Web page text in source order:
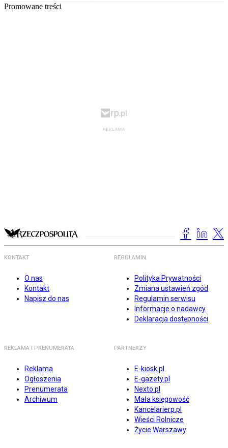
Promowane treści
KONTAKT
O nas
Kontakt
Napisz do nas
REGULAMIN
Polityka Prywatności
Zmiana ustawień zgód
Regulamin serwisu
Informacje o nadawcy
Deklaracja dostępności
REKLAMA I PRENUMERATA
Reklama
Ogłoszenia
Prenumerata
Archiwum
PARTNERZY
E-kiosk.pl
E-gazety.pl
Nexto.pl
Mała księgowość
Kancelarierp.pl
Wieści Rolnicze
Życie Warszawy